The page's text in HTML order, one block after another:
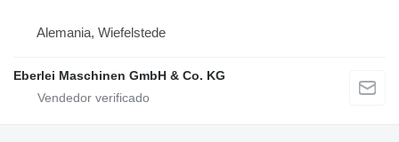
Alemania, Wiefelstede
Eberlei Maschinen GmbH & Co. KG